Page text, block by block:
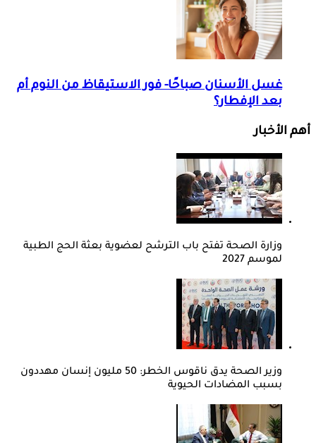
غسل الأسنان صباحًا- فور الاستيقاظ من النوم أم
بعد الإفطار؟
أهم الأخبار
وزارة الصحة تفتح باب الترشح لعضوية بعثة الحج الطبية
لموسم 2027
وزير الصحة يدق ناقوس الخطر: 50 مليون إنسان مهددون
بسبب المضادات الحيوية